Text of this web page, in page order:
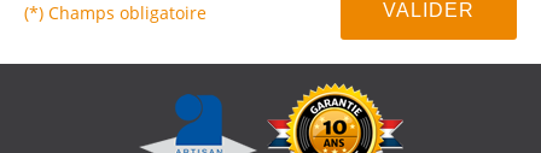
(*) Champs obligatoire